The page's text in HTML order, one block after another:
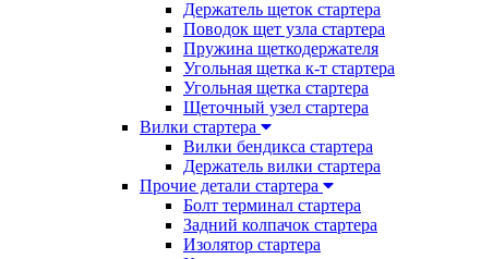
Держатель щеток стартера
Поводок щет узла стартера
Пружина щеткодержателя
Угольная щетка к-т стартера
Угольная щетка стартера
Щеточный узел стартера
Вилки стартера
Вилки бендикса стартера
Держатель вилки стартера
Прочие детали стартера
Болт терминал стартера
Задний колпачок стартера
Изолятор стартера